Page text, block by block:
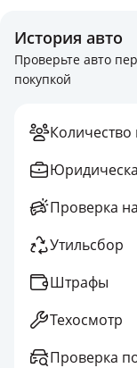
История авто
Проверьте авто
покупкой
Количество
Проверка
Утильсбор
Штрафы
Техосмотр
Проверка